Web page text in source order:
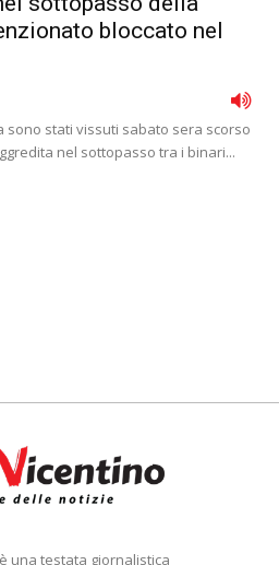
bloccato nel
sono stati vissuti sabato sera scorso
nel sottopasso tra i binari...
è una testata giornalistica